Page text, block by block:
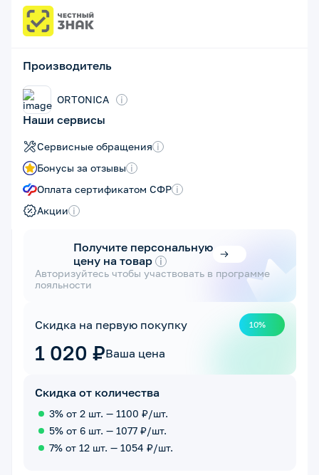
Производитель
ORTONICA i
Наши сервисы
Сервисные обращения i
Бонусы за отзывы i
Оплата сертификатом СФР i
Акции i
Получите персональную
цену на товар i
Авторизуйтесь чтобы участвовать в программе
лояльности
Скидка на первую покупку 10%
1 020 ₽Ваша цена
Скидка от количества
3% от 2 шт. — 1100 ₽/шт.
5% от 6 шт. — 1077 ₽/шт.
7% от 12 шт. — 1054 ₽/шт.